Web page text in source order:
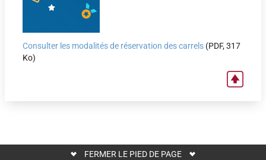
Consulter les modalités de réservation des carrels (PDF, 317
Ko)
FERMER LE PIED DE PAGE